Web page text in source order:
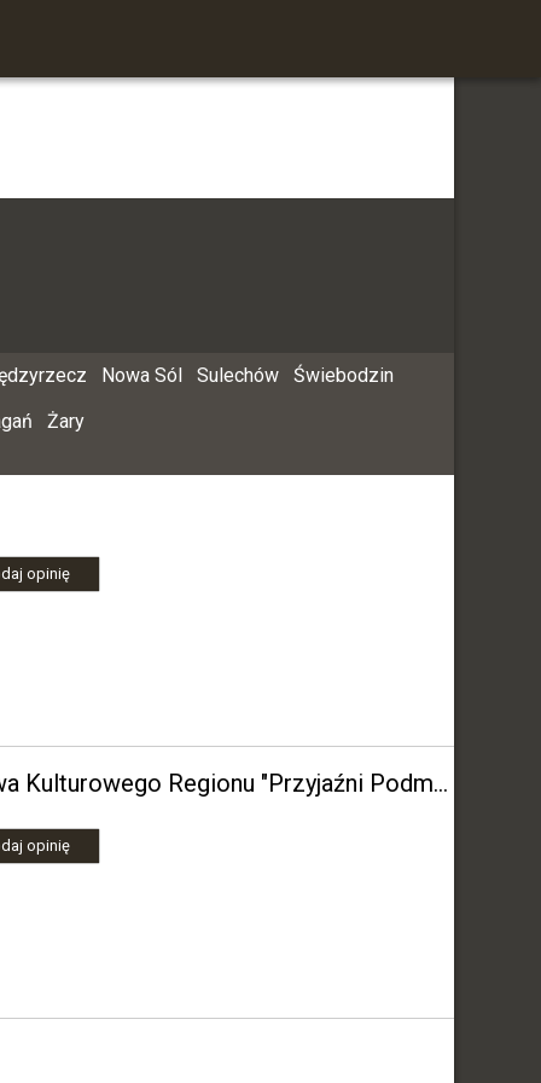
Nowa Sól Sulechów
Świebodzin
Żary
opinię
Stowarzyszenie Rozwoju i Ochrony Dziedzictwa Kulturowego Regionu "Przyjaźni Podmoklom"
opinię